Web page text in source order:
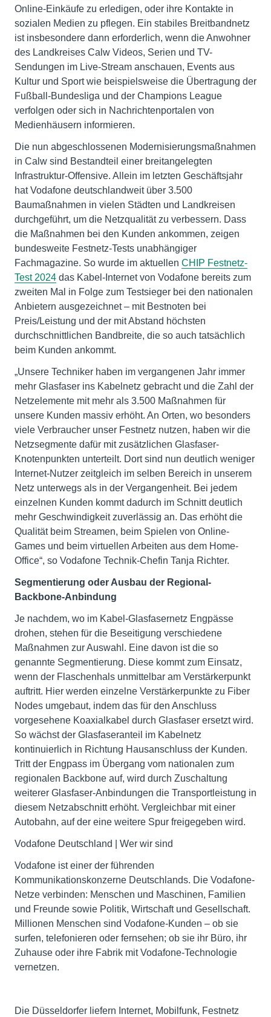
Online-Einkäufe zu erledigen, oder ihre Kontakte in
sozialen Medien zu pflegen. Ein stabiles Breitbandnetz
ist insbesondere dann erforderlich, wenn die Anwohner
des Landkreises Calw Videos, Serien und TV-
Sendungen im Live-Stream anschauen, Events aus
Kultur und Sport wie beispielsweise die Übertragung der
Fußball-Bundesliga und der Champions League
verfolgen oder sich in Nachrichtenportalen von
Medienhäusern informieren.
Die nun abgeschlossenen Modernisierungsmaßnahmen
in Calw sind Bestandteil einer breitangelegten
Infrastruktur-Offensive. Allein im letzten Geschäftsjahr
hat Vodafone deutschlandweit über 3.500
Baumaßnahmen in vielen Städten und Landkreisen
durchgeführt, um die Netzqualität zu verbessern. Dass
die Maßnahmen bei den Kunden ankommen, zeigen
bundesweite Festnetz-Tests unabhängiger
Fachmagazine. So wurde im aktuellen CHIP Festnetz-
Test 2024 das Kabel-Internet von Vodafone bereits zum
zweiten Mal in Folge zum Testsieger bei den nationalen
Anbietern ausgezeichnet – mit Bestnoten bei
Preis/Leistung und der mit Abstand höchsten
durchschnittlichen Bandbreite, die so auch tatsächlich
beim Kunden ankommt.
„Unsere Techniker haben im vergangenen Jahr immer
mehr Glasfaser ins Kabelnetz gebracht und die Zahl der
Netzelemente mit mehr als 3.500 Maßnahmen für
unsere Kunden massiv erhöht. An Orten, wo besonders
viele Verbraucher unser Festnetz nutzen, haben wir die
Netzsegmente dafür mit zusätzlichen Glasfaser-
Knotenpunkten unterteilt. Dort sind nun deutlich weniger
Internet-Nutzer zeitgleich im selben Bereich in unserem
Netz unterwegs als in der Vergangenheit. Bei jedem
einzelnen Kunden kommt dadurch im Schnitt deutlich
mehr Geschwindigkeit zuverlässig an. Das erhöht die
Qualität beim Streamen, beim Spielen von Online-
Games und beim virtuellen Arbeiten aus dem Home-
Office“, so Vodafone Technik-Chefin Tanja Richter.
Segmentierung oder Ausbau der Regional-
Backbone-Anbindung
Je nachdem, wo im Kabel-Glasfasernetz Engpässe
drohen, stehen für die Beseitigung verschiedene
Maßnahmen zur Auswahl. Eine davon ist die so
genannte Segmentierung. Diese kommt zum Einsatz,
wenn der Flaschenhals unmittelbar am Verstärkerpunkt
auftritt. Hier werden einzelne Verstärkerpunkte zu Fiber
Nodes umgebaut, indem das für den Anschluss
vorgesehene Koaxialkabel durch Glasfaser ersetzt wird.
So wächst der Glasfaseranteil im Kabelnetz
kontinuierlich in Richtung Hausanschluss der Kunden.
Tritt der Engpass im Übergang vom nationalen zum
regionalen Backbone auf, wird durch Zuschaltung
weiterer Glasfaser-Anbindungen die Transportleistung in
diesem Netzabschnitt erhöht. Vergleichbar mit einer
Autobahn, auf der eine weitere Spur freigegeben wird.
Vodafone Deutschland | Wer wir sind
Vodafone ist einer der führenden
Kommunikationskonzerne Deutschlands. Die Vodafone-
Netze verbinden: Menschen und Maschinen, Familien
und Freunde sowie Politik, Wirtschaft und Gesellschaft.
Millionen Menschen sind Vodafone-Kunden – ob sie
surfen, telefonieren oder fernsehen; ob sie ihr Büro, ihr
Zuhause oder ihre Fabrik mit Vodafone-Technologie
vernetzen.
Die Düsseldorfer liefern Internet, Mobilfunk, Festnetz